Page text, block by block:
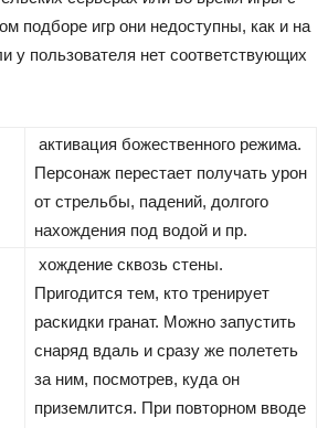
подборе игр они недоступны, как и на
у пользователя нет соответствующих
активация божественного режима.
Персонаж перестает получать урон
от стрельбы, падений, долгого
нахождения под водой и пр.
хождение сквозь стены.
Пригодится тем, кто тренирует
раскидки гранат. Можно запустить
снаряд вдаль и сразу же полететь
за ним, посмотрев, куда он
приземлится. При повторном вводе